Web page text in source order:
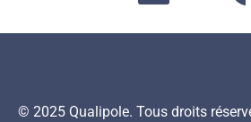
© 2025 Qualipole. Tous droits